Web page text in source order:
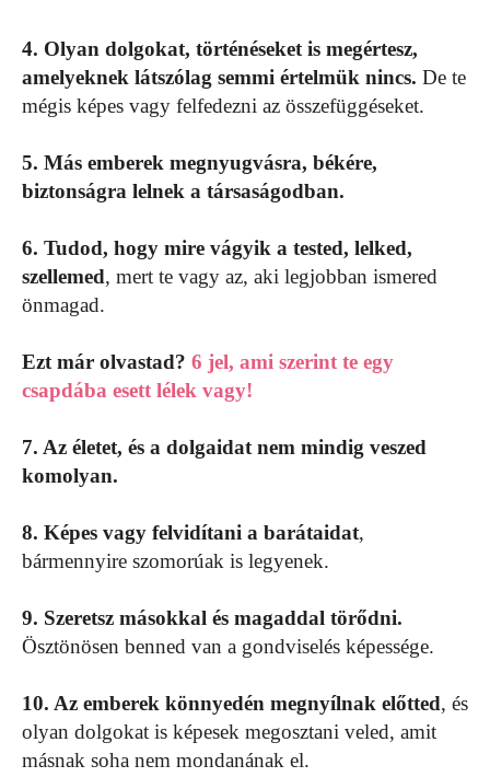
4. Olyan dolgokat, történéseket is megértesz,
amelyeknek látszólag semmi értelmük nincs. De te
mégis képes vagy felfedezni az összefüggéseket.
5. Más emberek megnyugvásra, békére,
biztonságra lelnek a társaságodban.
6. Tudod, hogy mire vágyik a tested, lelked,
szellemed, mert te vagy az, aki legjobban ismered
önmagad.
Ezt már olvastad? 6 jel, ami szerint te egy
csapdába esett lélek vagy!
7. Az életet, és a dolgaidat nem mindig veszed
komolyan.
8. Képes vagy felvidítani a barátaidat,
bármennyire szomorúak is legyenek.
9. Szeretsz másokkal és magaddal törődni.
Ösztönösen benned van a gondviselés képessége.
10. Az emberek könnyedén megnyílnak előtted, és
olyan dolgokat is képesek megosztani veled, amit
másnak soha nem mondanának el.